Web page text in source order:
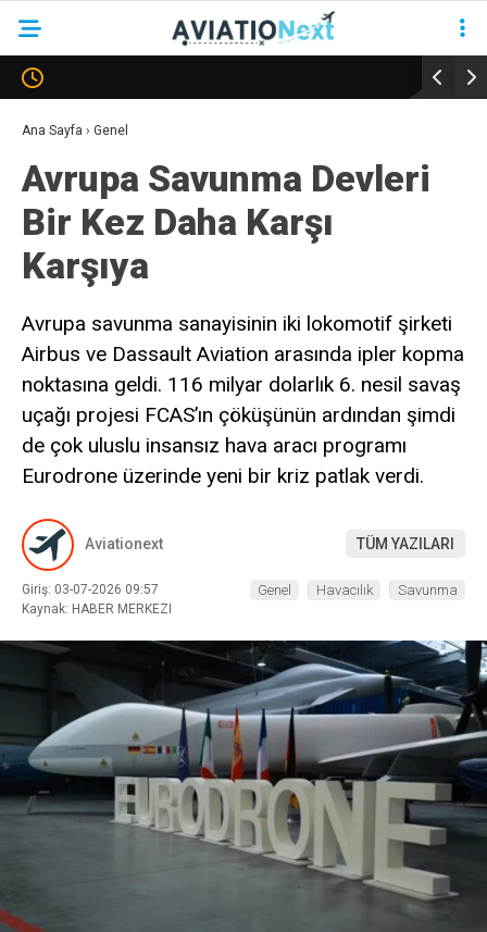
Facebook
Instagram
HAVACILIK
SAVUNMA
TURIZM
SÜRDÜRÜLEBILIRLIK
KÖŞE YAZILARI – COLUMNS
NEWS & INSIGHTS
Ana Sayfa › Genel
Avrupa Savunma Devleri
Bir Kez Daha Karşı
Karşıya
Avrupa savunma sanayisinin iki lokomotif şirketi
Airbus ve Dassault Aviation arasında ipler kopma
noktasına geldi. 116 milyar dolarlık 6. nesil savaş
uçağı projesi FCAS’ın çöküşünün ardından şimdi
de çok uluslu insansız hava aracı programı
Eurodrone üzerinde yeni bir kriz patlak verdi.
Aviationext TÜM YAZILARI
Giriş: 03-07-2026 09:57
Kaynak: HABER MERKEZI
Genel Havacılık Savunma